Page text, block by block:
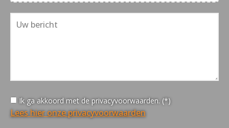
Ik ga akkoord met de privacyvoorwaarden. (*)
Lees hier onze privacyvoorwaarden